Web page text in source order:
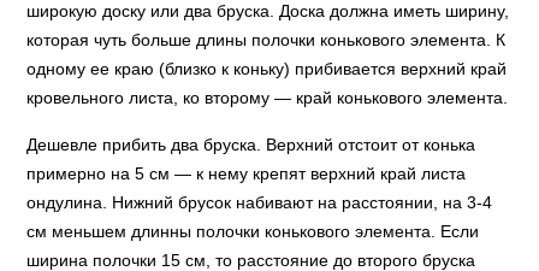
широкую доску или два бруска. Доска должна иметь ширину,
которая чуть больше длины полочки конькового элемента. К
одному ее краю (близко к коньку) прибивается верхний край
кровельного листа, ко второму — край конькового элемента.
Дешевле прибить два бруска. Верхний отстоит от конька
примерно на 5 см — к нему крепят верхний край листа
ондулина. Нижний брусок набивают на расстоянии, на 3-4
см меньшем длинны полочки конькового элемента. Если
ширина полочки 15 см, то расстояние до второго бруска